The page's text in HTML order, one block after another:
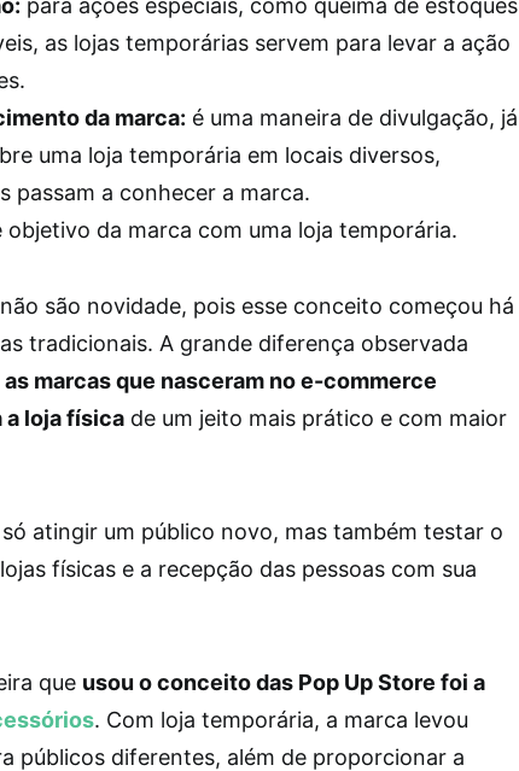
para ações especiais, como queima de estoques
as lojas temporárias servem para levar a ação
da marca: é uma maneira de divulgação, já
uma loja temporária em locais diversos,
passam a conhecer a marca.
objetivo da marca com uma loja temporária.
são novidade, pois esse conceito começou há
tradicionais. A grande diferença observada
as marcas que nasceram no e-commerce
a loja física de um jeito mais prático e com maior
atingir um público novo, mas também testar o
físicas e a recepção das pessoas com sua
que usou o conceito das Pop Up Store foi a
. Com loja temporária, a marca levou
públicos diferentes, além de proporcionar a